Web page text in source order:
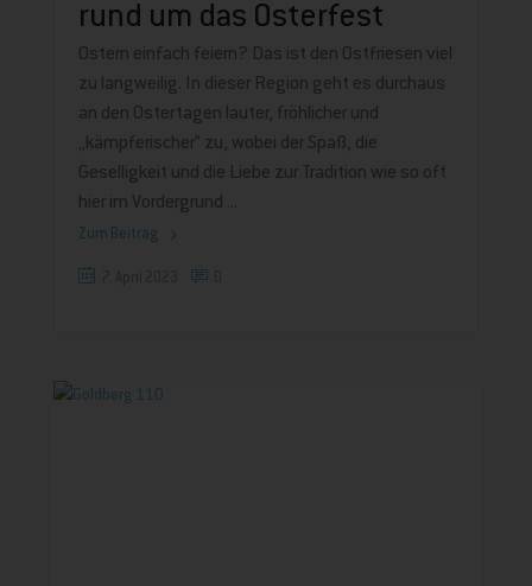
rund um das Osterfest
Ostern einfach feiern? Das ist den Ostfriesen viel
zu langweilig. In dieser Region geht es durchaus
an den Ostertagen lauter, fröhlicher und
„kämpferischer“ zu, wobei der Spaß, die
Geselligkeit und die Liebe zur Tradition wie so oft
hier im Vordergrund
Zum Beitrag